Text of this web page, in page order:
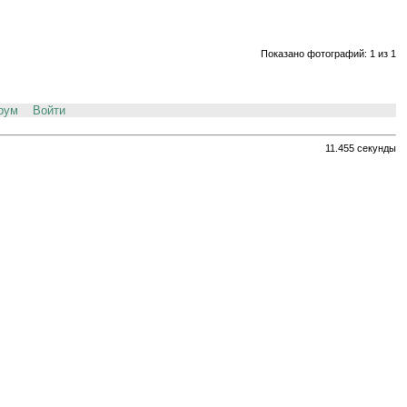
Показано фотографий: 1 из 1
Войти
11.455 секунды